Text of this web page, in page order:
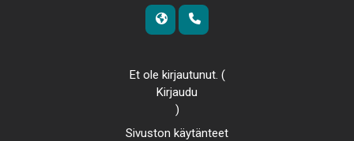
Et ole kirjautunut. (
Kirjaudu
)
Sivuston käytänteet